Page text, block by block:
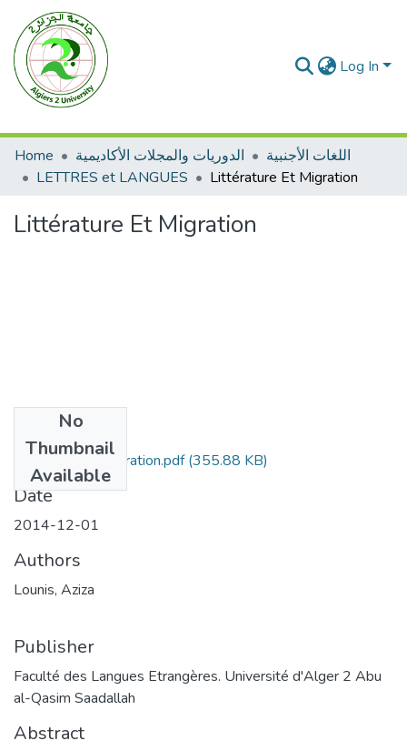
Log In
Home الدوريات والمجلات الأكاديمية
اللغات الأجنبية
LETTRES et LANGUES
Littérature Et Migration
Littérature Et Migration
No
Thumbnail
Available
littérature-et-migration.pdf(355.88 KB)
Date
2014-12-01
Authors
Lounis, Aziza
Publisher
Faculté des Langues Etrangères. Université d'Alger 2 Abu
al-Qasim Saadallah
Abstract